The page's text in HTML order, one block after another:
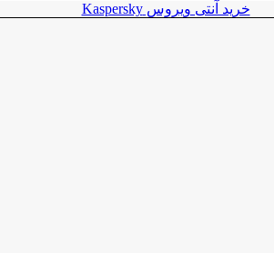
خرید آنتی ویروس Kaspersky